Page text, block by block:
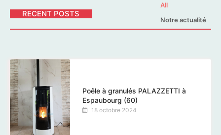
RECENT POSTS
All
Notre actualité
Poêle à granulés PALAZZETTI à
Espaubourg (60)
18 octobre 2024